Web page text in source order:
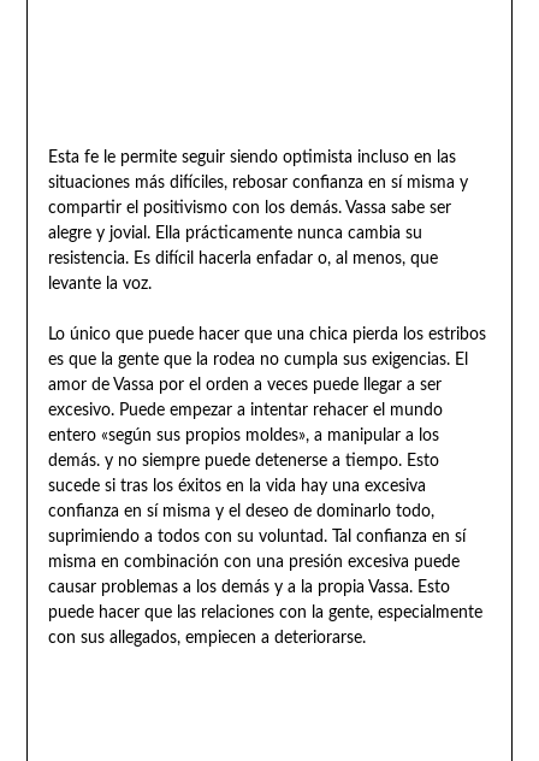
Esta fe le permite seguir siendo optimista incluso en las
situaciones más difíciles, rebosar confianza en sí misma y
compartir el positivismo con los demás. Vassa sabe ser
alegre y jovial. Ella prácticamente nunca cambia su
resistencia. Es difícil hacerla enfadar o, al menos, que
levante la voz.
Lo único que puede hacer que una chica pierda los estribos
es que la gente que la rodea no cumpla sus exigencias. El
amor de Vassa por el orden a veces puede llegar a ser
excesivo. Puede empezar a intentar rehacer el mundo
entero «según sus propios moldes», a manipular a los
demás. y no siempre puede detenerse a tiempo. Esto
sucede si tras los éxitos en la vida hay una excesiva
confianza en sí misma y el deseo de dominarlo todo,
suprimiendo a todos con su voluntad. Tal confianza en sí
misma en combinación con una presión excesiva puede
causar problemas a los demás y a la propia Vassa. Esto
puede hacer que las relaciones con la gente, especialmente
con sus allegados, empiecen a deteriorarse.